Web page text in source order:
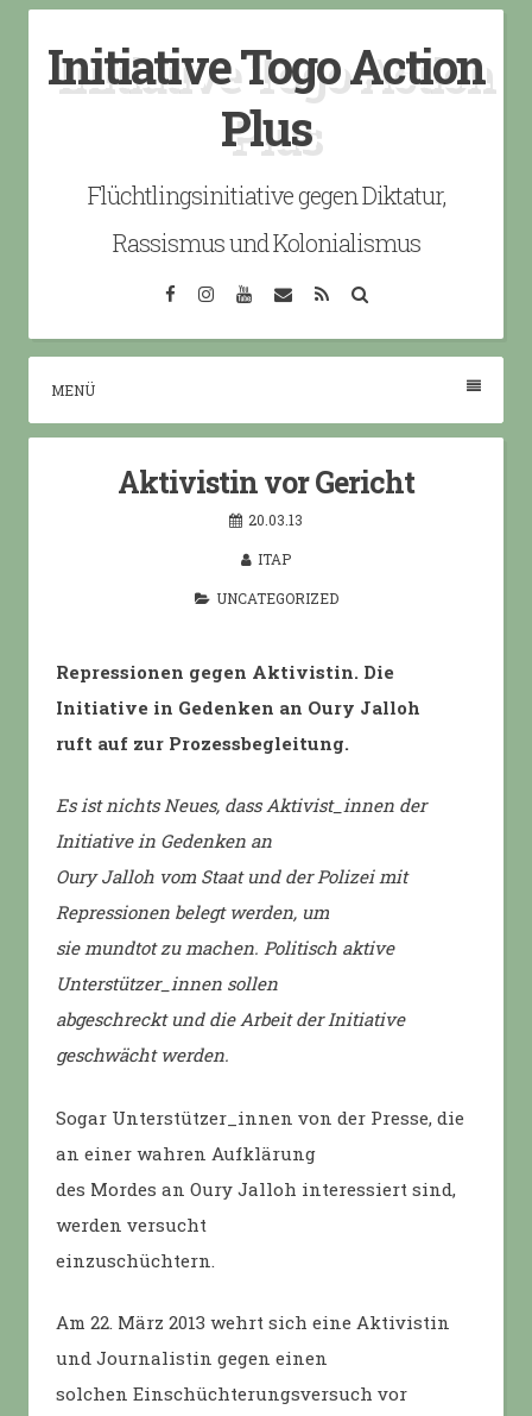
content
Initiative Togo Action
Plus
Flüchtlingsinitiative gegen Diktatur,
Rassismus und Kolonialismus
FacebookInstagramYouTube
EmailRSS
MENÜ
Aktivistin vor Gericht
20.03.13
ITAP
UNCATEGORIZED
Repressionen gegen Aktivistin. Die
Initiative in Gedenken an Oury Jalloh
ruft auf zur Prozessbegleitung.
Es ist nichts Neues, dass Aktivist_innen der
Initiative in Gedenken an
Oury Jalloh vom Staat und der Polizei mit
Repressionen belegt werden, um
sie mundtot zu machen. Politisch aktive
Unterstützer_innen sollen
abgeschreckt und die Arbeit der Initiative
geschwächt werden.
Sogar Unterstützer_innen von der Presse, die
an einer wahren Aufklärung
des Mordes an Oury Jalloh interessiert sind,
werden versucht
einzuschüchtern.
Am 22. März 2013 wehrt sich eine Aktivistin
und Journalistin gegen einen
solchen Einschüchterungsversuch vor